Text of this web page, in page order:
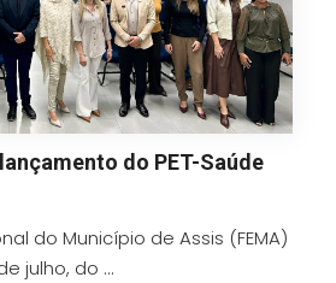
do PET-Saúde
do Município de Assis (FEMA)
julho, do ...